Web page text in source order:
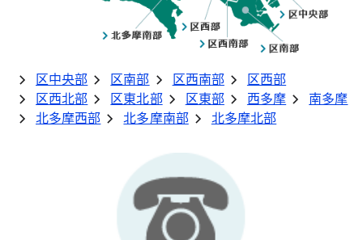
区中央部 区南部 区西南部
区西部
区西北部
区東北部 区東部 西多摩
南多摩
北多摩西部
北多摩南部 北多摩北部